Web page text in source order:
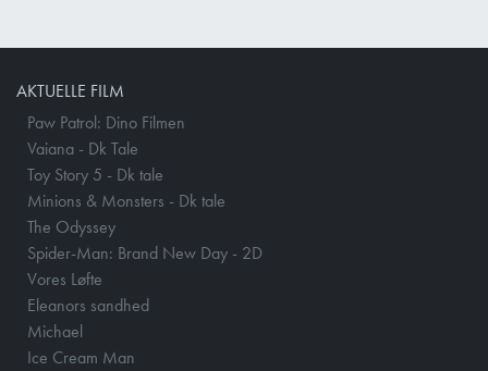
AKTUELLE FILM
Paw Patrol: Dino Filmen
Vaiana - Dk Tale
Toy Story 5 - Dk tale
Minions & Monsters - Dk tale
The Odyssey
Spider-Man: Brand New Day - 2D
Vores Løfte
Eleanors sandhed
Michael
Ice Cream Man